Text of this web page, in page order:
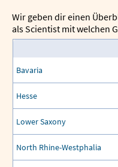
Wir geben dir einen
als Scientist mit welchen
Bavaria
Hesse
Lower Saxony
North Rhine-Westphalia